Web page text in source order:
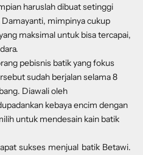
haruslah dibuat setinggi
mimpinya cukup
maksimal untuk bisa tercapai,
pebisnis batik yang fokus
sudah berjalan selama 8
Diawali oleh
kebaya encim dengan
untuk mendesain kain batik
sukses menjual batik Betawi.